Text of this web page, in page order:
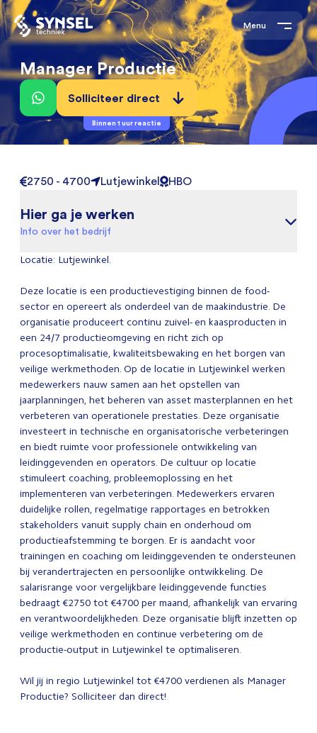
Menu
Manager Productie
Solliciteer direct
Binnen 1 uur reactie
2750 - 4700 Lutjewinkel HBO
Hier ga je werken
Info over het bedrijf
Locatie: Lutjewinkel.
Deze locatie is een productievestiging binnen de food-
sector en opereert als onderdeel van de maakindustrie. De
organisatie produceert continu zuivel- en kaasproducten in
een 24/7 productieomgeving en richt zich op
procesoptimalisatie, kwaliteitsbewaking en het borgen van
veilige werkmethoden. Op de locatie in Lutjewinkel werken
medewerkers nauw samen aan het opstellen van
jaarplanningen, het beheren van asset masterplannen en het
verbeteren van operationele prestaties. Deze organisatie
investeert in technische en organisatorische verbeteringen
en biedt ruimte voor professionele ontwikkeling van
leidinggevenden en operators. De cultuur op locatie
stimuleert coaching, probleemoplossing en het
implementeren van verbeteringen. Medewerkers ervaren
duidelijke rollen, regelmatige rapportages en betrokken
stakeholders vanuit supply chain en onderhoud om
productieafstemming te borgen. Er is aandacht voor
trainingen en coaching om leidinggevenden te ondersteunen
bij verandertrajecten en persoonlijke ontwikkeling. De
salarisrange voor vergelijkbare leidinggevende functies
bedraagt €2750 tot €4700 per maand, afhankelijk van ervaring
en verantwoordelijkheden. Deze organisatie blijft inzetten op
veilige werkmethoden en continue verbetering om de
productie-output in Lutjewinkel te optimaliseren.
Wil jij in regio Lutjewinkel tot €4700 verdienen als Manager
Productie? Solliciteer dan direct!